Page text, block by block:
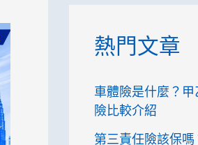
:熱門文章
車體險是什麼？
險比較介紹
第三責任險該保